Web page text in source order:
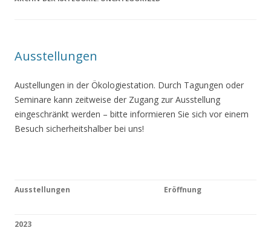
Ausstellungen
Austellungen in der Ökologiestation. Durch Tagungen oder
Seminare kann zeitweise der Zugang zur Ausstellung
eingeschränkt werden – bitte informieren Sie sich vor einem
Besuch sicherheitshalber bei uns!
Ausstellungen Eröffnung
2023